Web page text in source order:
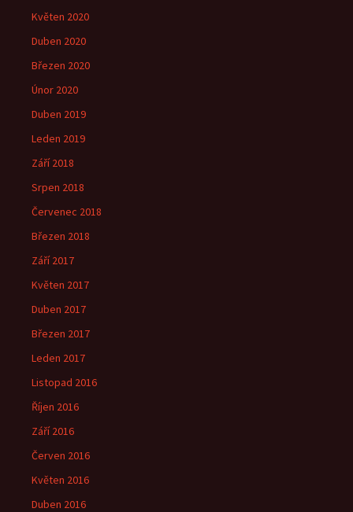
Květen 2020
Duben 2020
Březen 2020
Únor 2020
Duben 2019
Leden 2019
Září 2018
Srpen 2018
Červenec 2018
Březen 2018
Září 2017
Květen 2017
Duben 2017
Březen 2017
Leden 2017
Listopad 2016
Říjen 2016
Září 2016
Červen 2016
Květen 2016
Duben 2016